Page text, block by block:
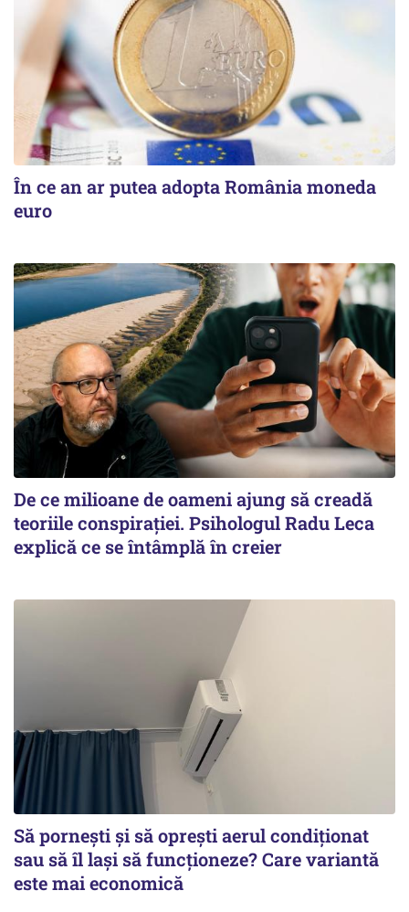
În ce an ar putea adopta România moneda
euro
De ce milioane de oameni ajung să creadă
teoriile conspirației. Psihologul Radu Leca
explică ce se întâmplă în creier
Să pornești și să oprești aerul condiționat
sau să îl lași să funcționeze? Care variantă
este mai economică